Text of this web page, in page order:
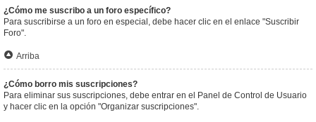
¿Cómo me suscribo a un foro específico?
Para suscribirse a un foro en especial, debe hacer clic en el enlace "Suscribir
Foro".
Arriba
¿Cómo borro mis suscripciones?
Para eliminar sus suscripciones, debe entrar en el Panel de Control de Usuario
y hacer clic en la opción "Organizar suscripciones".